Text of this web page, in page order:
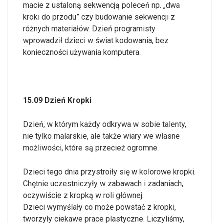
macie z ustaloną sekwencją poleceń np. „dwa
kroki do przodu” czy budowanie sekwencji z
różnych materiałów. Dzień programisty
wprowadził dzieci w świat kodowania, bez
konieczności używania komputera.
15.09 Dzień Kropki
Dzień, w którym każdy odkrywa w sobie talenty,
nie tylko malarskie, ale także wiary we własne
możliwości, które są przecież ogromne.
Dzieci tego dnia przystroiły się w kolorowe kropki.
Chętnie uczestniczyły w zabawach i zadaniach,
oczywiście z kropką w roli głównej.
Dzieci wymyślały co może powstać z kropki,
tworzyły ciekawe prace plastyczne. Liczyliśmy,